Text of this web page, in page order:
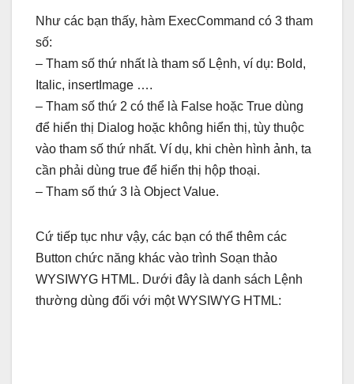
Như các bạn thấy, hàm ExecCommand có 3 tham
số:
– Tham số thứ nhất là tham số Lệnh, ví dụ: Bold,
Italic, insertImage ….
– Tham số thứ 2 có thể là False hoặc True dùng
để hiển thị Dialog hoặc không hiển thị, tùy thuộc
vào tham số thứ nhất. Ví dụ, khi chèn hình ảnh, ta
cần phải dùng true để hiển thị hộp thoại.
– Tham số thứ 3 là Object Value.
Cứ tiếp tục như vậy, các bạn có thể thêm các
Button chức năng khác vào trình Soạn thảo
WYSIWYG HTML. Dưới đây là danh sách Lệnh
thường dùng đối với một WYSIWYG HTML: